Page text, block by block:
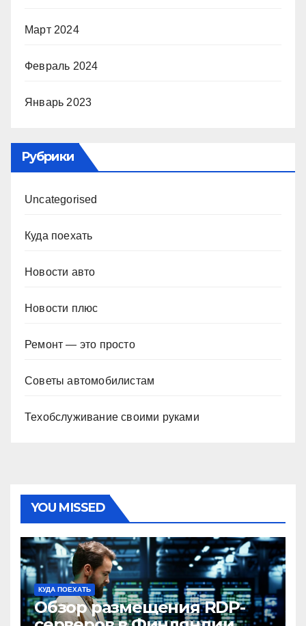
Март 2024
Февраль 2024
Январь 2023
Рубрики
Uncategorised
Куда поехать
Новости авто
Новости плюс
Ремонт — это просто
Советы автомобилистам
Техобслуживание своими руками
YOU MISSED
КУДА ПОЕХАТЬ
Обзор размещения RDP-